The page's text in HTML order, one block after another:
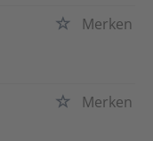
Merken
Merken